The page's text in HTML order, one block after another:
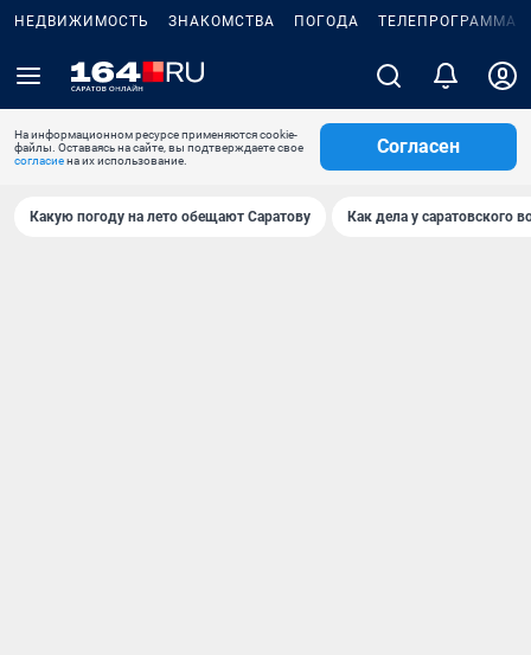
НЕДВИЖИМОСТЬ ЗНАКОМСТВА ПОГОДА ТЕЛЕПРОГРАММА
На информационном ресурсе применяются cookie-
файлы. Оставаясь на сайте, вы подтверждаете свое
согласиена их использование.
Согласен
Какую погоду на лето обещают Саратову Как дела у саратовского